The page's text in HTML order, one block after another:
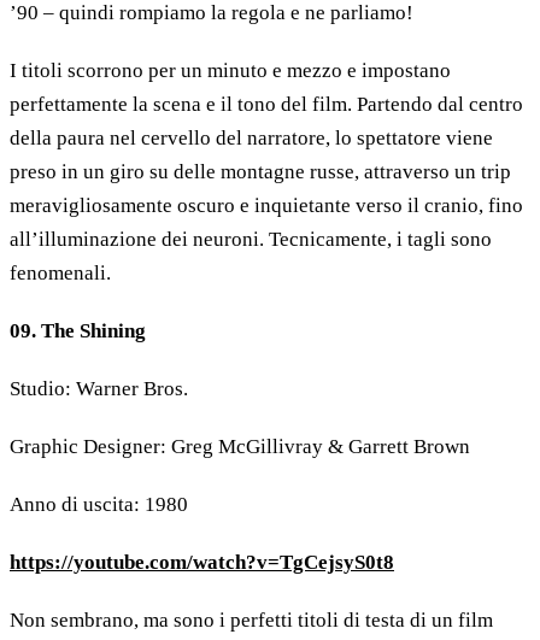
’90 – quindi rompiamo la regola e ne parliamo!
I titoli scorrono per un minuto e mezzo e impostano
perfettamente la scena e il tono del film. Partendo dal centro
della paura nel cervello del narratore, lo spettatore viene
preso in un giro su delle montagne russe, attraverso un trip
meravigliosamente oscuro e inquietante verso il cranio, fino
all’illuminazione dei neuroni. Tecnicamente, i tagli sono
fenomenali.
09. The Shining
Studio: Warner Bros.
Graphic Designer: Greg McGillivray & Garrett Brown
Anno di uscita: 1980
https://youtube.com/watch?v=TgCejsyS0t8
Non sembrano, ma sono i perfetti titoli di testa di un film